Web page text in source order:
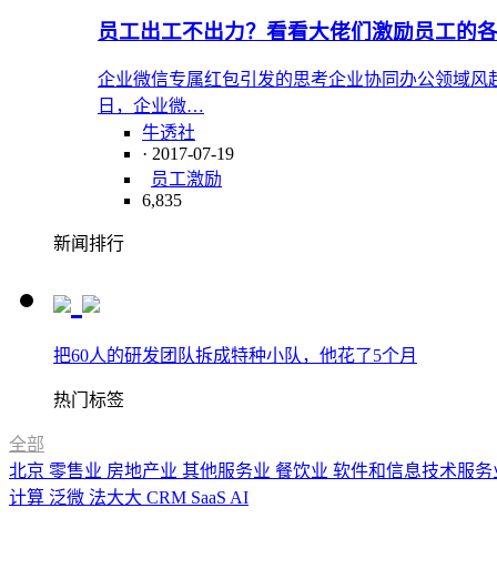
员工出工不出力？看看大佬们激励员工的
企业微信专属红包引发的思考企业协同办公领域
日，企业微…
牛透社
· 2017-07-19
员工激励
6,835
新闻排行
把60人的研发团队拆成特种小队，他花了5个月
热门标签
全部
北京 零售业 房地产业 其他服务业 餐饮业 软件和信息技术服
计算 泛微 法大大 CRM SaaS AI